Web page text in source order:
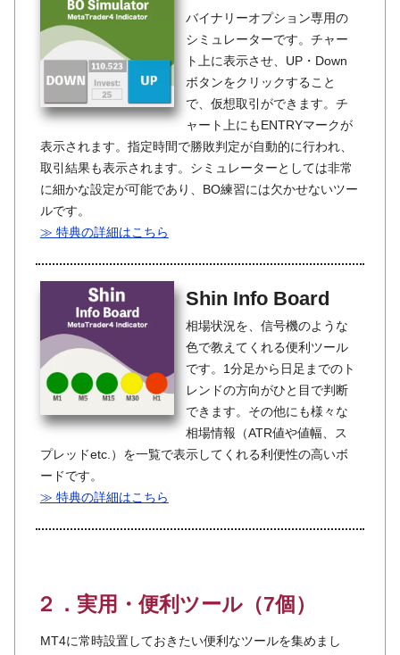
バイナリーオプション専用の
シミュレーターです。チャー
ト上に表示させ、UP・Down
ボタンをクリックすること
で、仮想取引ができます。チ
ャート上にもENTRYマークが
表示されます。指定時間で勝敗判定が自動的に行われ、
取引結果も表示されます。シミュレーターとしては非常
に細かな設定が可能であり、BO練習には欠かせないツー
ルです。
≫ 特典の詳細はこちら
Shin Info Board
相場状況を、信号機のような
色で教えてくれる便利ツール
です。1分足から日足までのト
レンドの方向がひと目で判断
できます。その他にも様々な
相場情報（ATR値や値幅、ス
プレッドetc.）を一覧で表示してくれる利便性の高いボ
ードです。
≫ 特典の詳細はこちら
２．実用・便利ツール（7個）
MT4に常時設置しておきたい便利なツールを集めまし